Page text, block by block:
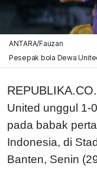
ANTARA/Fauzan
Pesepak bola Dewa
United unggul 1-
pada babak
Indonesia, di
Banten, Senin